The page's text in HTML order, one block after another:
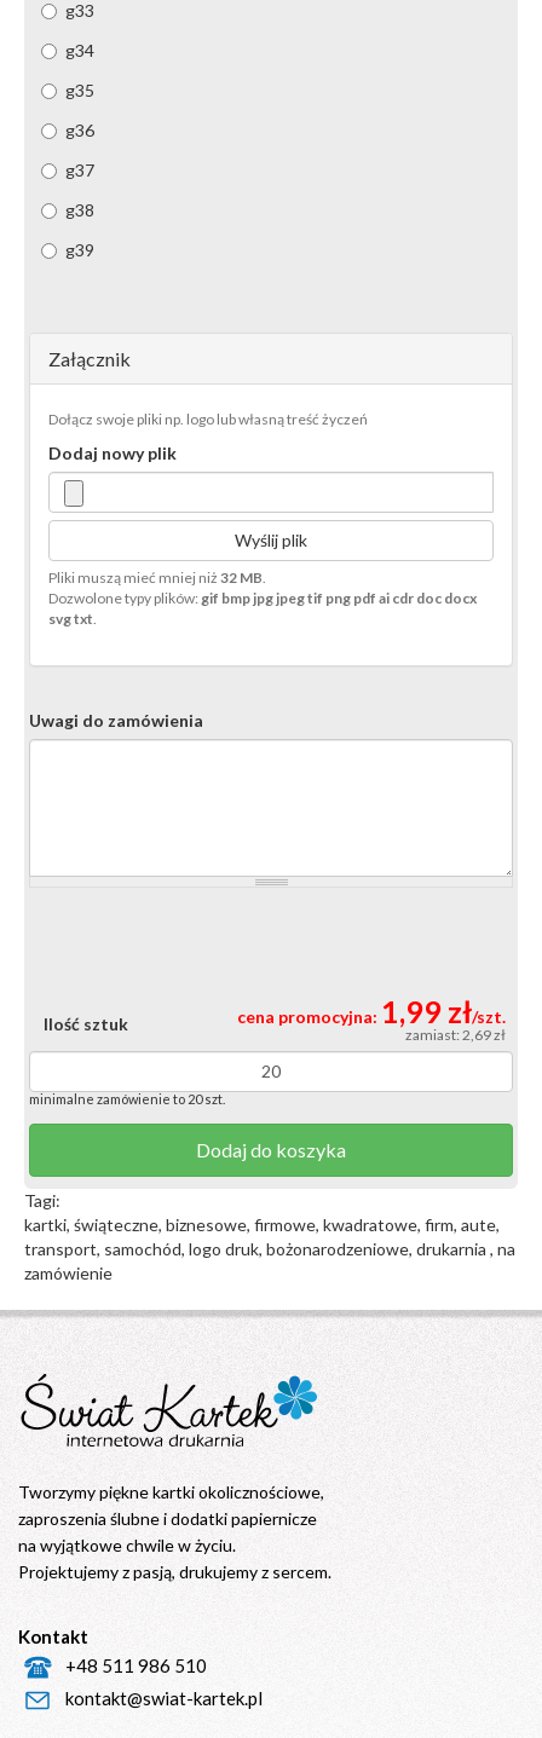
g33
g34
g35
g36
g37
g38
g39
Załącznik
Dołącz swoje pliki np. logo lub własną treść życzeń
Dodaj nowy plik
Wyślij plik
Pliki muszą mieć mniej niż32 MB
Dozwolone typy plików: gif bmp jpg jpeg tif png pdf ai cdr doc docx
svg txt
Uwagi do zamówienia
Ilość sztuk
minimalne zamówienie to 20 szt.
Dodaj do koszyka
cena promocyjna: 1,99 zł/szt.
zamiast: 2,69 zł
Tagi:
kartki, świąteczne, biznesowe, firmowe, kwadratowe, firm, aute,
transport, samochód, logo druk, bożonarodzeniowe, drukarnia , na
zamówienie
Tworzymy piękne kartki okolicznościowe,
zaproszenia ślubne i dodatki papiernicze
na wyjątkowe chwile w życiu.
Projektujemy z pasją, drukujemy z sercem.
Kontakt
+48 511 986 510
kontakt@swiat-kartek.pl